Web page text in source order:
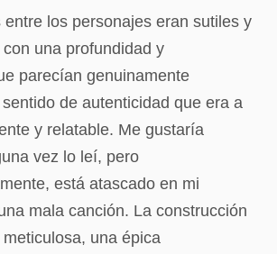
entre los personajes eran sutiles y
una profundidad y
parecían genuinamente
de autenticidad que era a
y relatable. Me gustaría
vez lo leí, pero
está atascado en mi
mala canción. La construcción
una épica